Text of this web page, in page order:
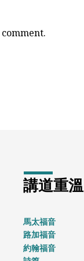
講道重溫
馬太福音
路加福音
約翰福音